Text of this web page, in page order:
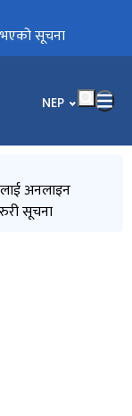
भाषा चयन गर्नुहोस्
NEP
अनलाइन
सूचना
भएको सूचना
सूचना
अनलाइन
सूचना